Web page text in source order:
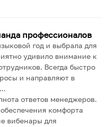
профессионалов
год и выбрала для
удивило внимание к
Всегда быстро
и направляют в
ответов менеджеров.
комфорта
вибенары для